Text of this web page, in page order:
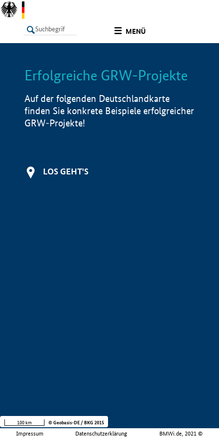
MENÜ
LISTE Info
Erfolgreiche GRW-Projekte
Auf der folgenden Deutschlandkarte
finden Sie konkrete Beispiele erfolgreicher
GRW-Projekte!
LOS GEHT'S
Impressum Datenschutzerklärung BMWi.de, 2021 ©
100 km © Geobasis-DE / BKG 2015